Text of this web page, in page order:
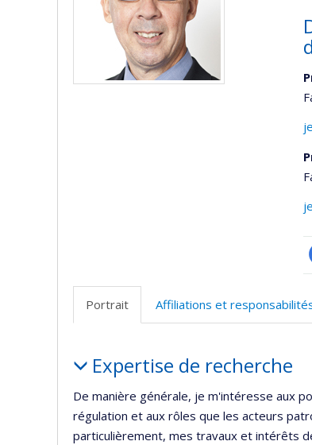
Portrait Affiliations et
Expertise de recherche
De manière générale, je m'intéresse aux
régulation et aux rôles que les acteurs
particulièrement, mes travaux et intérêts